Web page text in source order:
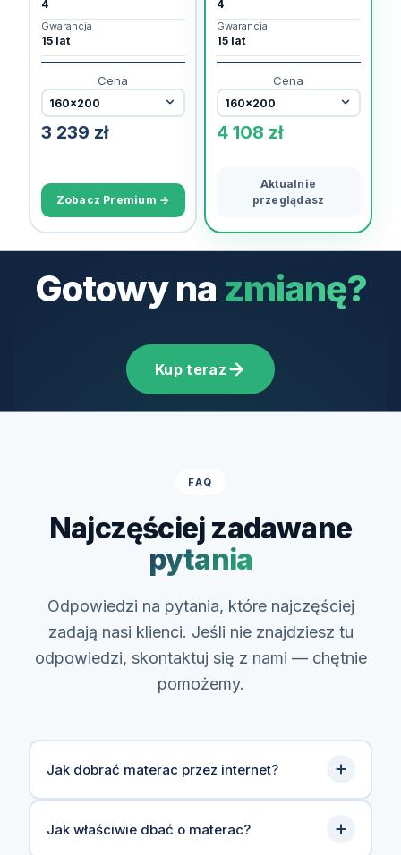
4
Gwarancja
15 lat
Cena
3 239 zł
Zobacz Premium →
4
Gwarancja
15 lat
Cena
4 108 zł
Aktualnie
przeglądasz
Gotowy na zmianę?
Kup teraz
FAQ
Najczęściej zadawane
pytania
Odpowiedzi na pytania, które najczęściej
zadają nasi klienci. Jeśli nie znajdziesz tu
odpowiedzi, skontaktuj się z nami — chętnie
pomożemy.
Jak dobrać materac przez internet?
Dobór materaca przez internet może
Jak właściwie dbać o materac?